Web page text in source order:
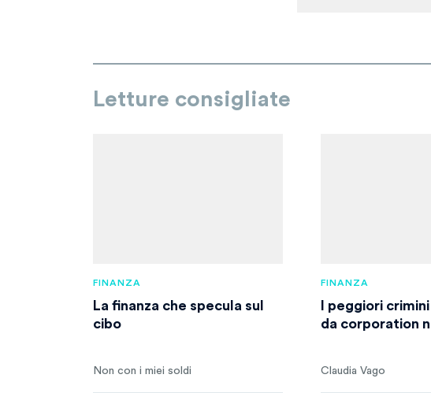
Letture consigliate
FINANZA
La finanza che specula sul
cibo
Non con i miei soldi
FINANZA
I peggiori
da corporation
Claudia Vago